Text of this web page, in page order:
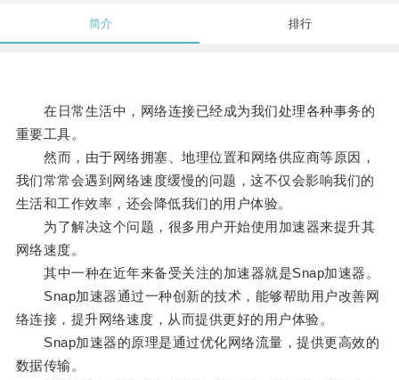
简介 排行
在日常生活中，网络连接已经成为我们处理各种事务的
重要工具。
然而，由于网络拥塞、地理位置和网络供应商等原因，
我们常常会遇到网络速度缓慢的问题，这不仅会影响我们的
生活和工作效率，还会降低我们的用户体验。
为了解决这个问题，很多用户开始使用加速器来提升其
网络速度。
其中一种在近年来备受关注的加速器就是Snap加速器。
Snap加速器通过一种创新的技术，能够帮助用户改善网
络连接，提升网络速度，从而提供更好的用户体验。
Snap加速器的原理是通过优化网络流量，提供更高效的
数据传输。